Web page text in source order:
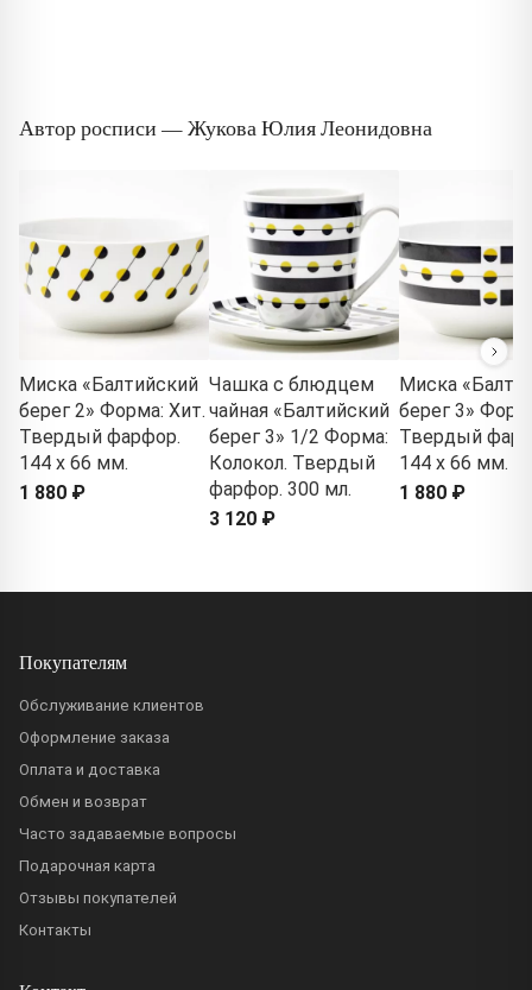
Автор росписи — Жукова Юлия Леонидовна
Миска «Балтийский
берег 2» Форма: Хит.
Твердый фарфор.
144 x 66 мм.
1 880 ₽
Чашка с блюдцем
чайная «Балтийский
берег 3» 1/2 Форма:
Колокол. Твердый
фарфор. 300 мл.
3 120 ₽
Миска
берег 3»
Твердый
144 x 66 мм.
1 880 ₽
Покупателям
Обслуживание клиентов
Оформление заказа
Оплата и доставка
Обмен и возврат
Часто задаваемые вопросы
Подарочная карта
Отзывы покупателей
Контакты